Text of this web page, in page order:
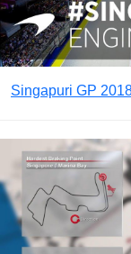
Singapuri GP